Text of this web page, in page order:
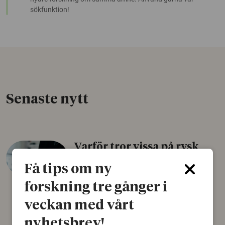
sökfunktion!
Senaste nytt
Varför tror vissa på rysk
Personer som är mer benägna att tro på
konspirationsteorier är ofta mer mottagliga
för rysk desinformation. Det visar en studie
Få tips om ny
forskning tre gånger i
veckan med vårt